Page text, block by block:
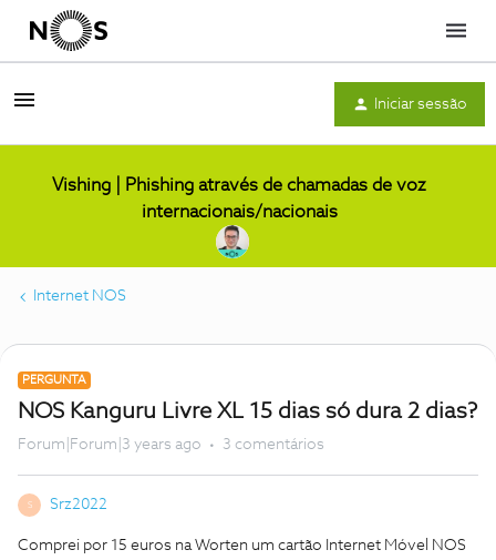
Menu
Iniciar sessão
Vishing | Phishing através de chamadas de voz
internacionais/nacionais
Internet NOS
PERGUNTA
NOS Kanguru Livre XL 15 dias só dura 2 dias?
Forum|Forum|3 years ago 3 comentários
S Srz2022
Comprei por 15 euros na Worten um cartão Internet Móvel NOS